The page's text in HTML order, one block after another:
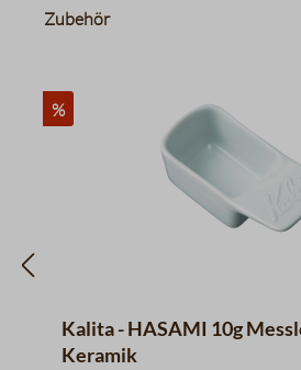
Produktgalerie überspringen
Zubehör
%
Kalita - HASAMI 10g
Keramik